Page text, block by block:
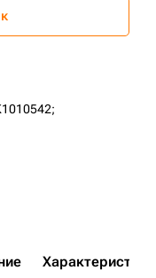
Характеристики